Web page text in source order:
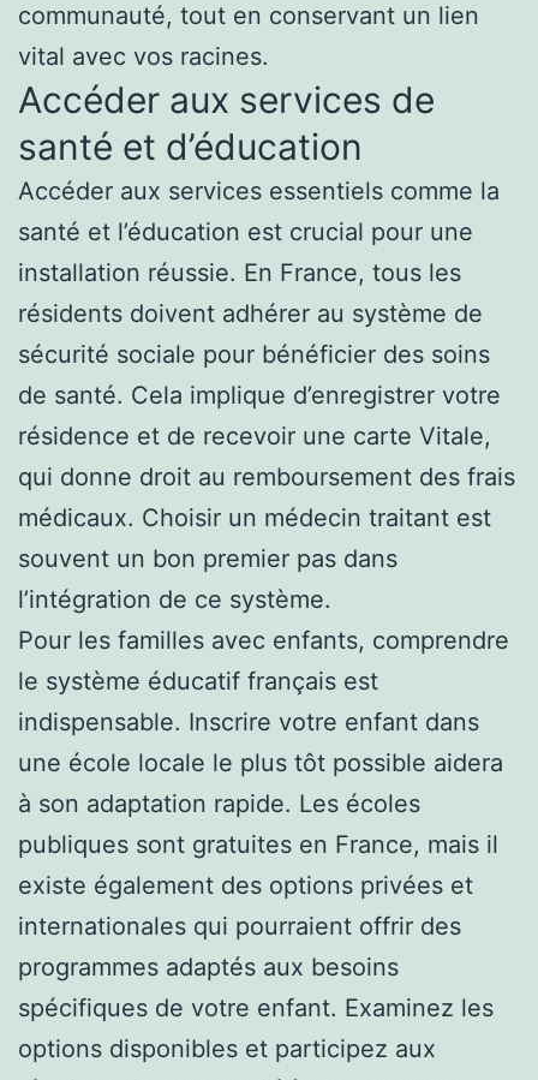
communauté, tout en conservant un lien
vital avec vos racines.
Accéder aux services de
santé et d’éducation
Accéder aux services essentiels comme la
santé et l’éducation est crucial pour une
installation réussie. En France, tous les
résidents doivent adhérer au système de
sécurité sociale pour bénéficier des soins
de santé. Cela implique d’enregistrer votre
résidence et de recevoir une carte Vitale,
qui donne droit au remboursement des frais
médicaux. Choisir un médecin traitant est
souvent un bon premier pas dans
l’intégration de ce système.
Pour les familles avec enfants, comprendre
le système éducatif français est
indispensable. Inscrire votre enfant dans
une école locale le plus tôt possible aidera
à son adaptation rapide. Les écoles
publiques sont gratuites en France, mais il
existe également des options privées et
internationales qui pourraient offrir des
programmes adaptés aux besoins
spécifiques de votre enfant. Examinez les
options disponibles et participez aux